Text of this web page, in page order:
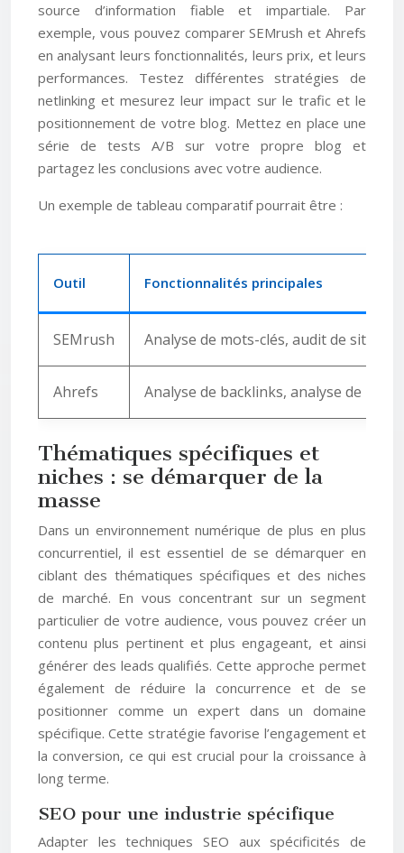
source d’information fiable et impartiale. Par
exemple, vous pouvez comparer SEMrush et Ahrefs
en analysant leurs fonctionnalités, leurs prix, et leurs
performances. Testez différentes stratégies de
netlinking et mesurez leur impact sur le trafic et le
positionnement de votre blog. Mettez en place une
série de tests A/B sur votre propre blog et
partagez les conclusions avec votre audience.
Un exemple de tableau comparatif pourrait être :
Outil Fonctionnalités principales
SEMrush Analyse de mots-clés, audit de site,
Ahrefs Analyse de backlinks, analyse de
Thématiques spécifiques et
niches : se démarquer de la
masse
Dans un environnement numérique de plus en plus
concurrentiel, il est essentiel de se démarquer en
ciblant des thématiques spécifiques et des niches
de marché. En vous concentrant sur un segment
particulier de votre audience, vous pouvez créer un
contenu plus pertinent et plus engageant, et ainsi
générer des leads qualifiés. Cette approche permet
également de réduire la concurrence et de se
positionner comme un expert dans un domaine
spécifique. Cette stratégie favorise l’engagement et
la conversion, ce qui est crucial pour la croissance à
long terme.
SEO pour une industrie spécifique
Adapter les techniques SEO aux spécificités de